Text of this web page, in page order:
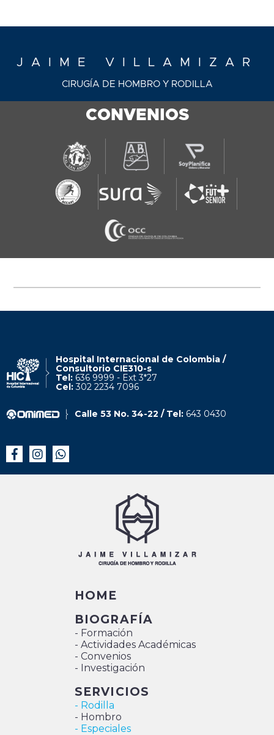
JAIME VILLAMIZAR
CIRUGÍA DE HOMBRO Y RODILLA
CONVENIOS
HOME
BIOGRAFÍA
- Formación
- Actividades Académicas
- Convenios
- Investigación
SERVICIOS
- Rodilla
- Hombro
- Especiales
Hospital Internacional de Colombia /
Consultorio CIE310-s
Tel: 636 9999 - Ext 3*27
Cel:302 2234 7096
Calle 53 No. 34-22 / Tel: 643 0430